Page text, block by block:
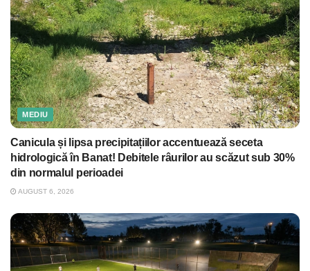
MEDIU
Canicula și lipsa precipitațiilor accentuează seceta
hidrologică în Banat! Debitele râurilor au scăzut sub 30%
din normalul perioadei
AUGUST 6, 2026